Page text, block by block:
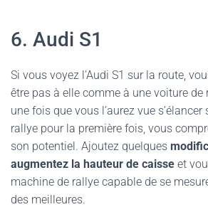
6. Audi S1
Si vous voyez l’Audi S1 sur la route,
être pas à elle comme à une voiture de
une fois que vous l’aurez vue s’élancer
rallye pour la première fois, vous
son potentiel. Ajoutez quelques
augmentez la hauteur de caisse et
machine de rallye capable de se
des meilleures.